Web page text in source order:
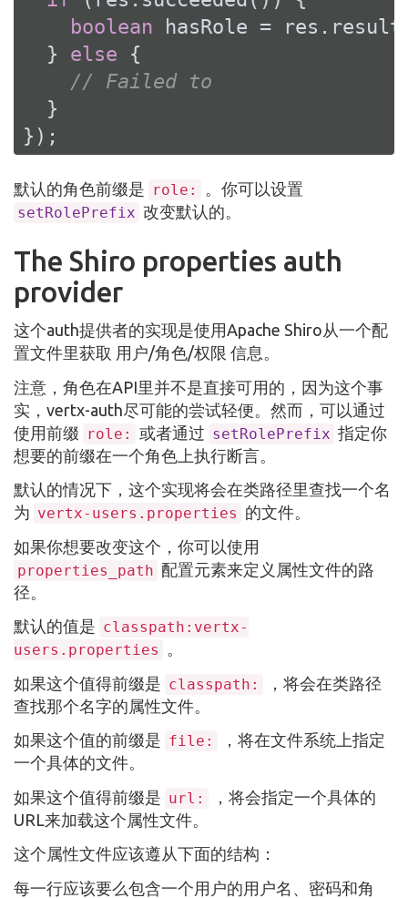
boolean hasRole =
  }
else {
// Failed to
  }
});
默认的角色前缀是 role: 。你可以设置
setRolePrefix 改变默认的。
The Shiro properties auth
provider
这个auth提供者的实现是使用Apache Shiro从一个配
置文件里获取 用户/角色/权限 信息。
注意，角色在API里并不是直接可用的，因为这个事
实，vertx-auth尽可能的尝试轻便。然而，可以通过
使用前缀 role: 或者通过 setRolePrefix 指定你
想要的前缀在一个角色上执行断言。
默认的情况下，这个实现将会在类路径里查找一个名
为 vertx-users.properties 的文件。
如果你想要改变这个，你可以使用
properties_path 配置元素来定义属性文件的路
径。
默认的值是 classpath:vertx-
users.properties
。
如果这个值得前缀是 classpath:
，将会在类路径
查找那个名字的属性文件。
如果这个值的前缀是 file:
，将在文件系统上指定
一个具体的文件。
如果这个值得前缀是 url:
，将会指定一个具体的
URL来加载这个属性文件。
这个属性文件应该遵从下面的结构：
每一行应该要么包含一个用户的用户名、密码和角